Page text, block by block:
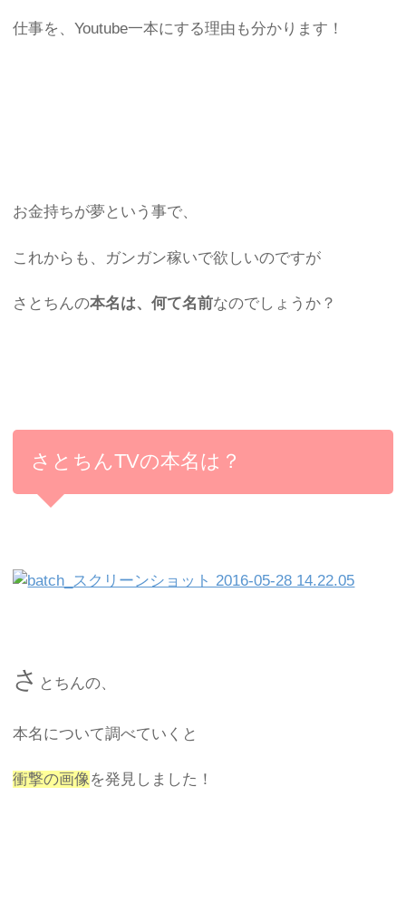
仕事を、Youtube一本にする理由も分かります！
お金持ちが夢という事で、
これからも、ガンガン稼いで欲しいのですが
さとちんの本名は、何て名前なのでしょうか？
さとちんTVの本名は？
さ とちんの、
本名について調べていくと
衝撃の画像を発見しました！